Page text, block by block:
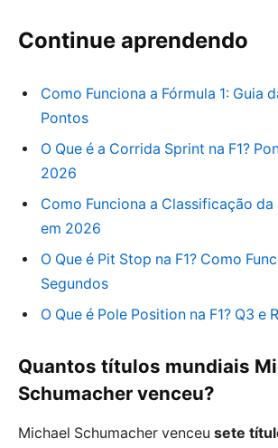
Continue aprendendo
Como Funciona a Fórmula 1: Guia
Pontos
O Que é a Corrida Sprint na F1?
2026
Como Funciona a Classificação da
em 2026
O Que é Pit Stop na F1? Como
Segundos
O Que é Pole Position na F1? Q3 e
Quantos títulos mundiais
Schumacher venceu?
Michael Schumacher venceu sete